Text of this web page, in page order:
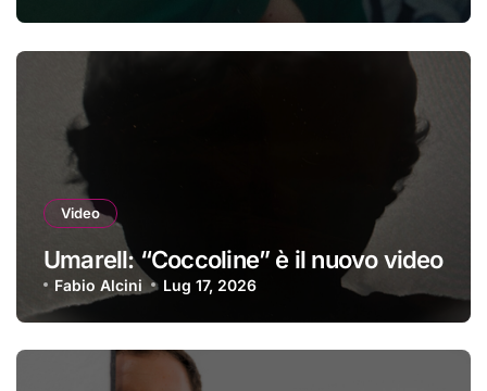
Video
Umarell: “Coccoline” è il nuovo video
Fabio Alcini Lug 17, 2026